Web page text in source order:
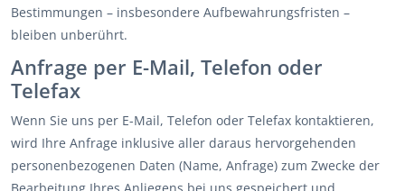
Bestimmungen – insbesondere Aufbewahrungsfristen –
bleiben unberührt.
Anfrage per E-Mail, Telefon oder
Telefax
Wenn Sie uns per E-Mail, Telefon oder Telefax kontaktieren,
wird Ihre Anfrage inklusive aller daraus hervorgehenden
personenbezogenen Daten (Name, Anfrage) zum Zwecke der